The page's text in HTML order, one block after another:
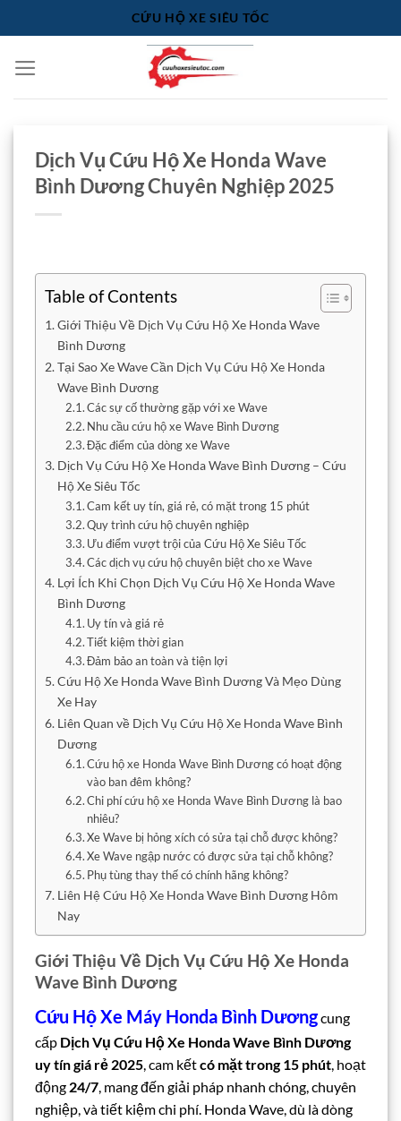
qua
dung
CỨU HỘ XE SIÊU TỐC
Dịch Vụ Cứu Hộ Xe Honda Wave
Bình Dương Chuyên Nghiệp 2025
Table of Contents
Giới Thiệu Về Dịch Vụ Cứu Hộ Xe Honda Wave
Bình Dương
Tại Sao Xe Wave Cần Dịch Vụ Cứu Hộ Xe Honda
Wave Bình Dương
Các sự cố thường gặp với xe Wave
Nhu cầu cứu hộ xe Wave Bình Dương
Đặc điểm của dòng xe Wave
Dịch Vụ Cứu Hộ Xe Honda Wave Bình Dương – Cứu
Hộ Xe Siêu Tốc
Cam kết uy tín, giá rẻ, có mặt trong 15 phút
Quy trình cứu hộ chuyên nghiệp
Ưu điểm vượt trội của Cứu Hộ Xe Siêu Tốc
Các dịch vụ cứu hộ chuyên biệt cho xe Wave
Lợi Ích Khi Chọn Dịch Vụ Cứu Hộ Xe Honda Wave
Bình Dương
Uy tín và giá rẻ
Tiết kiệm thời gian
Đảm bảo an toàn và tiện lợi
Cứu Hộ Xe Honda Wave Bình Dương Và Mẹo Dùng
Xe Hay
Liên Quan về Dịch Vụ Cứu Hộ Xe Honda Wave Bình
Dương
Cứu hộ xe Honda Wave Bình Dương có hoạt động
vào ban đêm không?
Chi phí cứu hộ xe Honda Wave Bình Dương là bao
nhiêu?
Xe Wave bị hỏng xích có sửa tại chỗ được không?
Xe Wave ngập nước có được sửa tại chỗ không?
Phụ tùng thay thế có chính hãng không?
Liên Hệ Cứu Hộ Xe Honda Wave Bình Dương Hôm
Nay
Giới Thiệu Về Dịch Vụ Cứu Hộ Xe Honda
Wave Bình Dương
Cứu Hộ Xe Máy Honda Bình Dươngcung
cấp Dịch Vụ Cứu Hộ Xe Honda Wave Bình Dương
uy tín giá rẻ 2025 , cam kếtcó mặt trong 15 phút , hoạt
động 24/7 , mang đến giải pháp nhanh chóng, chuyên
nghiệp, và tiết kiệm chi phí. Honda Wave, dù là dòng